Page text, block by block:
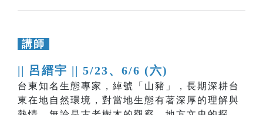
講師
|| 呂縉宇 || 5/23、6/6 (六)
台東知名生態專家，綽號「山豬」，長期深耕台
東在地自然環境，對當地生態有著深厚的理解與